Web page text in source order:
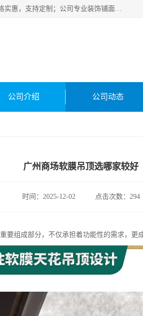
佛山朗鑫装饰工程有限公司主营软膜天花，软膜天花灯箱，卡布灯箱，张拉膜等产品，价格实惠，支持定制；公司专业装饰铺面，家居，会展特装，软膜等工程，技能精良人员，安装快、价格合理，质量保证、热诚与各方有识人士合作，欢迎新老客户来电咨询。
公司介绍 公司动态
广州商场软膜吊顶选哪家较好
时间：2025-12-02 点击次数：294
要组成部分，不仅承担着功能性的需求，更